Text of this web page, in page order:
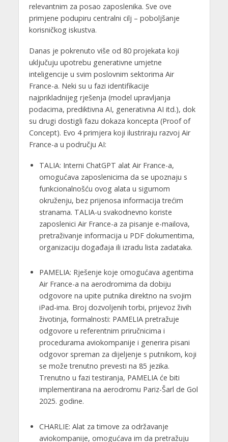
relevantnim za posao zaposlenika. Sve ove
primjene podupiru centralni cilj – poboljšanje
korisničkog iskustva.
Danas je pokrenuto više od 80 projekata koji
uključuju upotrebu generativne umjetne
inteligencije u svim poslovnim sektorima Air
France-a. Neki su u fazi identifikacije
najprikladnijeg rješenja (model upravljanja
podacima, prediktivna AI, generativna AI itd.), dok
su drugi dostigli fazu dokaza koncepta (Proof of
Concept). Evo 4 primjera koji ilustriraju razvoj Air
France-a u području AI:
TALIA: Interni ChatGPT alat Air France-a,
omogućava zaposlenicima da se upoznaju s
funkcionalnošću ovog alata u sigurnom
okruženju, bez prijenosa informacija trećim
stranama. TALIA-u svakodnevno koriste
zaposlenici Air France-a za pisanje e-mailova,
pretraživanje informacija u PDF dokumentima,
organizaciju događaja ili izradu lista zadataka.
PAMELIA: Rješenje koje omogućava agentima
Air France-a na aerodromima da dobiju
odgovore na upite putnika direktno na svojim
iPad-ima. Broj dozvoljenih torbi, prijevoz živih
životinja, formalnosti: PAMELIA pretražuje
odgovore u referentnim priručnicima i
procedurama aviokompanije i generira pisani
odgovor spreman za dijeljenje s putnikom, koji
se može trenutno prevesti na 85 jezika.
Trenutno u fazi testiranja, PAMELIA će biti
implementirana na aerodromu Pariz-Šarl de Gol
2025. godine.
CHARLIE: Alat za timove za održavanje
aviokompanije, omogućava im da pretražuju